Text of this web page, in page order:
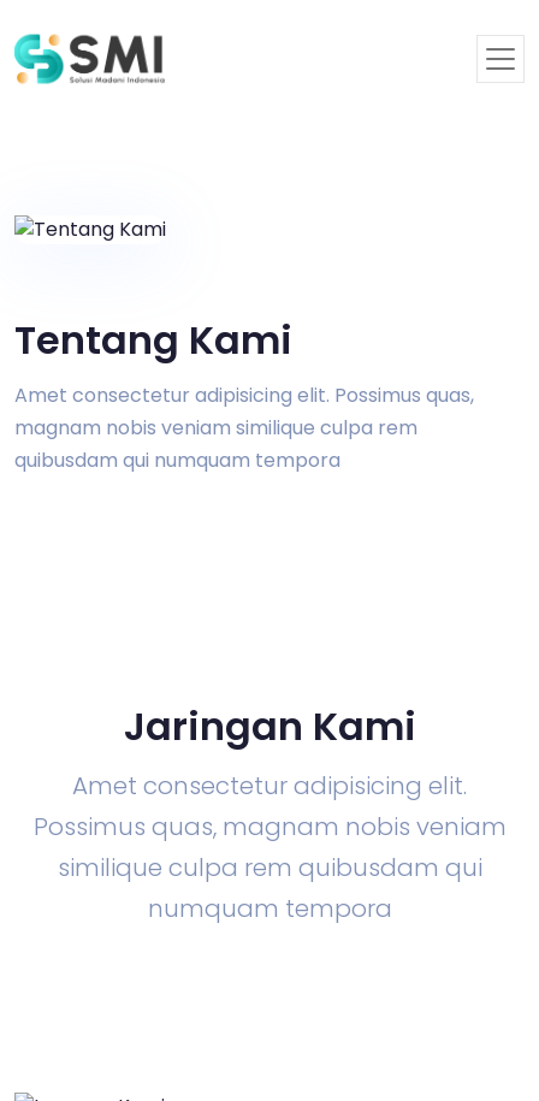
Tentang Kami
Amet consectetur adipisicing elit. Possimus quas,
magnam nobis veniam similique culpa rem
quibusdam qui numquam tempora
Jaringan Kami
Amet consectetur adipisicing elit.
Possimus quas, magnam nobis veniam
similique culpa rem quibusdam qui
numquam tempora